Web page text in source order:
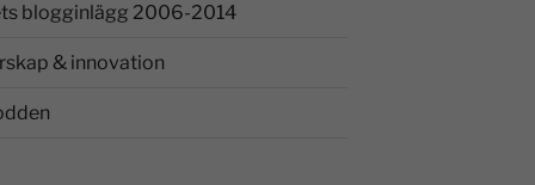
blogginlägg 2006-2014
& innovation